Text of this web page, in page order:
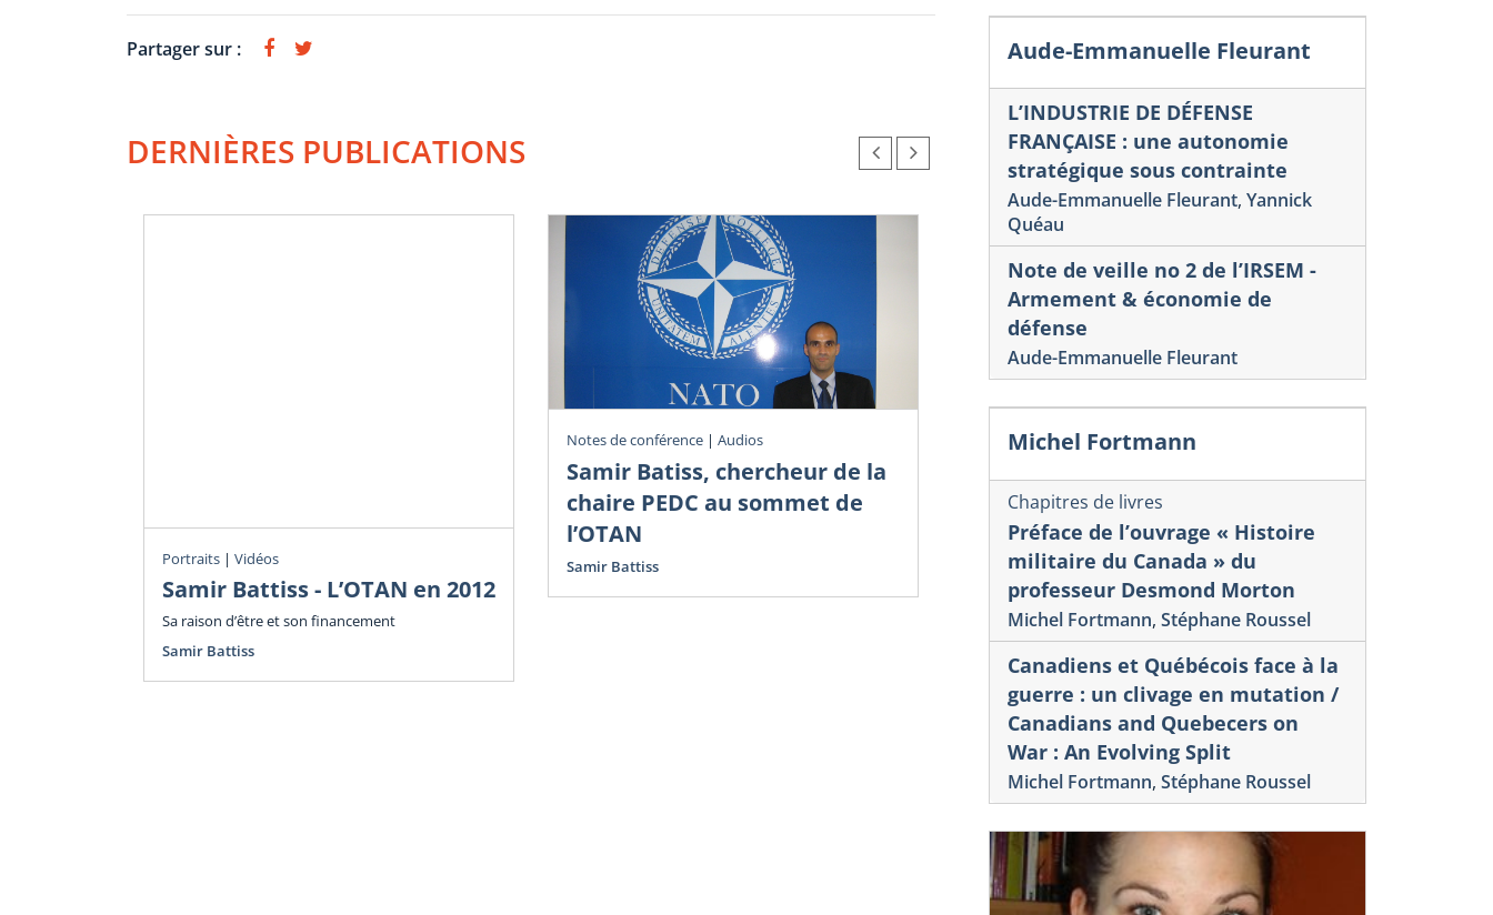
Partager sur :
DERNIÈRES PUBLICATIONS
Portraits | Vidéos
Samir Battiss - L’OTAN en 2012
Sa raison d’être et son financement
Samir Battiss
Notes de conférence | Audios
Samir Batiss, chercheur de la
chaire PEDC au sommet de
l’OTAN
Samir Battiss
Ouvrages
ambassadeurs du Canada en
France et le triangle Ottawa-
Québec-Paris
Greg Donaghy,Stéphane Roussel
Aude-Emmanuelle Fleurant
L’INDUSTRIE DE DÉFENSE
FRANÇAISE : une autonomie
stratégique sous contrainte
Aude-Emmanuelle Fleurant, Yannick
Quéau
Note de veille no 2 de l’IRSEM -
Armement & économie de
défense
Aude-Emmanuelle Fleurant
Michel Fortmann
Chapitres de livres
Préface de l’ouvrage « Histoire
militaire du Canada » du
professeur Desmond Morton
Michel Fortmann, Stéphane Roussel
Canadiens et Québécois face à la
guerre : un clivage en mutation /
Canadians and Quebecers on
War : An Evolving Split
Michel Fortmann, Stéphane Roussel